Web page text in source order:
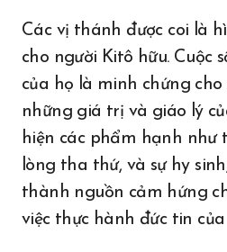
Các vị thánh được coi là
cho người Kitô hữu. Cuộc
của họ là minh chứng cho
những giá trị và giáo lý
hiện các phẩm hạnh như
lòng tha thứ, và sự hy
thành nguồn cảm hứng
việc thực hành đức tin